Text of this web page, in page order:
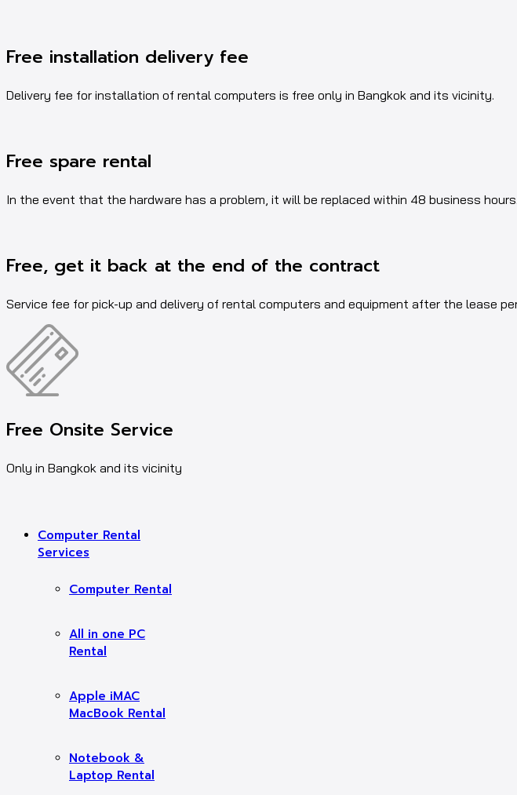
Free installation delivery fee
Delivery fee for installation of rental computers is free only in Bangkok and its vicinity.
Free spare rental
In the event that the hardware has a problem, it will be replaced within 48 business hours.
Free, get it back at the end of the contract
Service fee for pick-up and delivery of rental computers and equipment after the lease
Free Onsite Service
Only in Bangkok and its vicinity
Computer Rental
Services
Computer Rental
All in one PC
Rental
Apple iMAC
MacBook Rental
Notebook &
Laptop Rental